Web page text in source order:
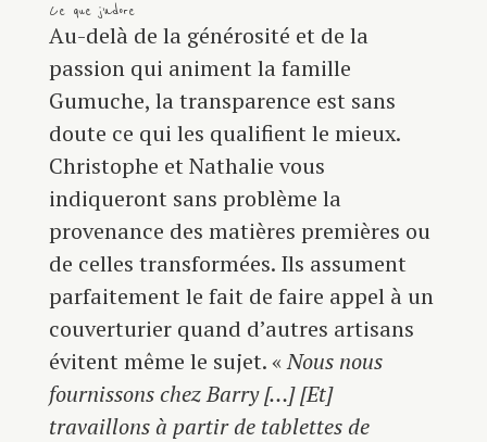
Ce que j’adore
Au-delà de la générosité et de la
passion qui animent la famille
Gumuche, la transparence est sans
doute ce qui les qualifient le mieux.
Christophe et Nathalie vous
indiqueront sans problème la
provenance des matières premières ou
de celles transformées. Ils assument
parfaitement le fait de faire appel à un
couverturier quand d’autres artisans
évitent même le sujet. «Nous nous
fournissons chez Barry […] [Et]
travaillons à partir de tablettes de